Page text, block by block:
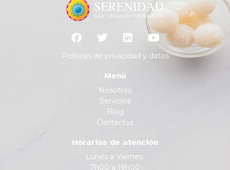
Políticas de privacidad y datos
Menú
Nosotros
Servicios
Blog
Contactos
Horarios de atención
Lunes a Viernes:
7h00 a 19h00